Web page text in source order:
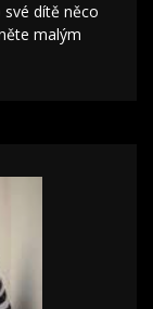
dítě něco
malým